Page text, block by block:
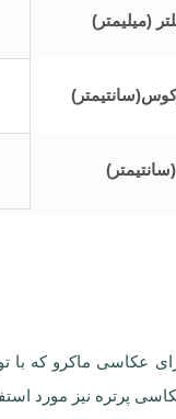
عکاسی ماکرو که با
پرتره نیز مورد
(میلیمتر)
(سانتیمتر)